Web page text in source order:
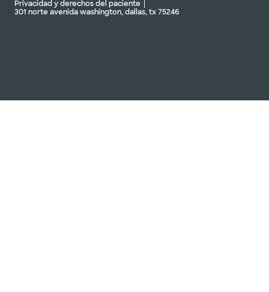
Privacidad y derechos del paciente
301 norte avenida washington, dallas, tx 75246